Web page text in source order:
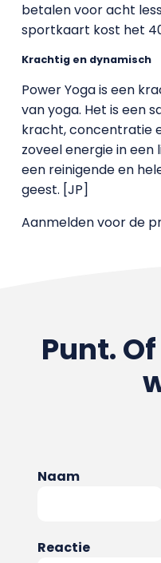
betalen voor acht
sportkaart kost het
Krachtig en dynamisch
Power Yoga is een
van yoga. Het is een
kracht, concentratie
zoveel energie in
een reinigende en
geest. [JP]
Aanmelden voor de
Punt.
Naam
Reactie